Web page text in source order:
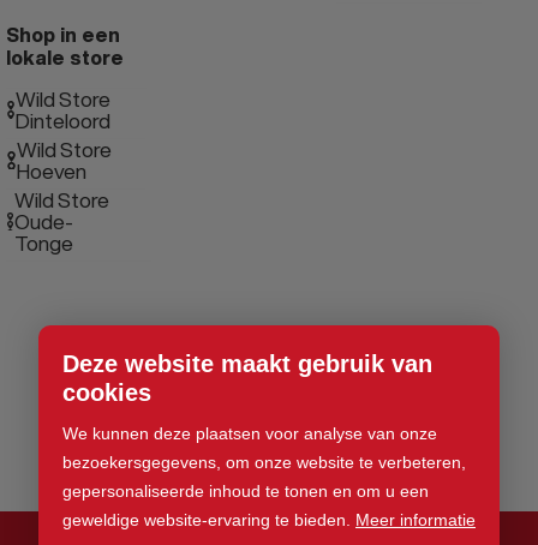
Deze website maakt gebruik van
cookies
We kunnen deze plaatsen voor analyse van onze
bezoekersgegevens, om onze website te verbeteren,
gepersonaliseerde inhoud te tonen en om u een
geweldige website-ervaring te bieden. Meer informatie
Shop in een
lokale store
Wild Store
Dinteloord
Wild Store
Hoeven
Wild Store
Oude-
Tonge